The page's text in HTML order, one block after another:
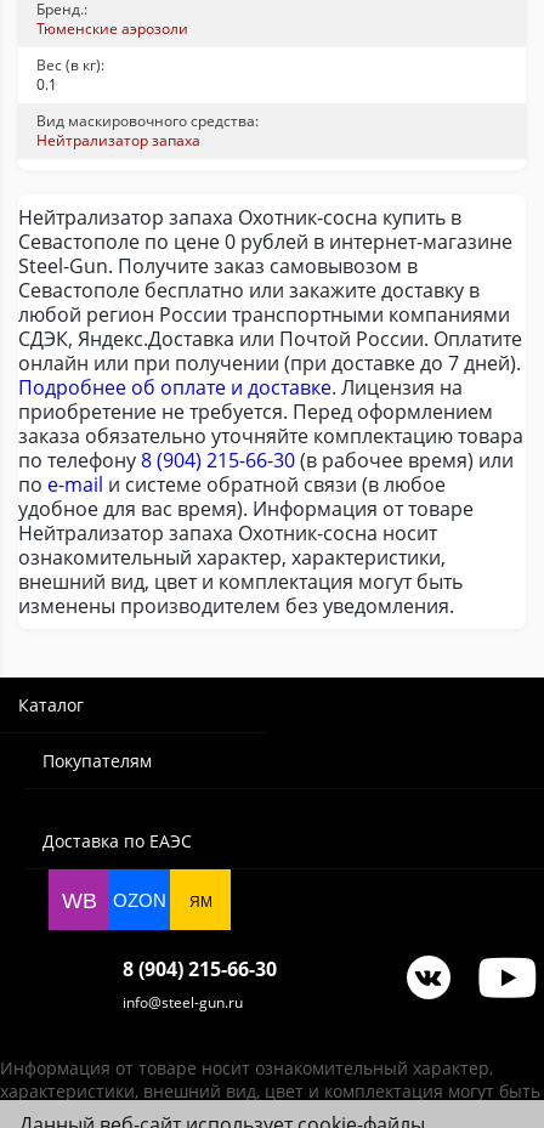
Бренд.:
Тюменские аэрозоли
Вес (в кг):
0.1
Вид маскировочного средства:
Нейтрализатор запаха
Нейтрализатор запаха Охотник-сосна купить в
Севастополе по цене 0 рублей в интернет-магазине
Steel-Gun. Получите заказ самовывозом в
Севастополе бесплатно или закажите доставку в
любой регион России транспортными компаниями
СДЭК, Яндекс.Доставка или Почтой России. Оплатите
онлайн или при получении (при доставке до 7 дней).
Подробнее об оплате и доставке. Лицензия на
приобретение не требуется. Перед оформлением
заказа обязательно уточняйте комплектацию товара
по телефону8 (904) 215-66-30(в рабочее время) или
по e-mail и системе обратной связи (в любое
удобное для вас время). Информация от товаре
Нейтрализатор запаха Охотник-сосна носит
ознакомительный характер, характеристики,
внешний вид, цвет и комплектация могут быть
изменены производителем без уведомления.
Каталог
Покупателям
Доставка по ЕАЭС
WB OZON ЯМ
8 (904) 215-66-30
info@steel-gun.ru
Информация от товаре носит ознакомительный характер,
характеристики, внешний вид, цвет и комплектация могут быть
изменены производителем без уведомления.